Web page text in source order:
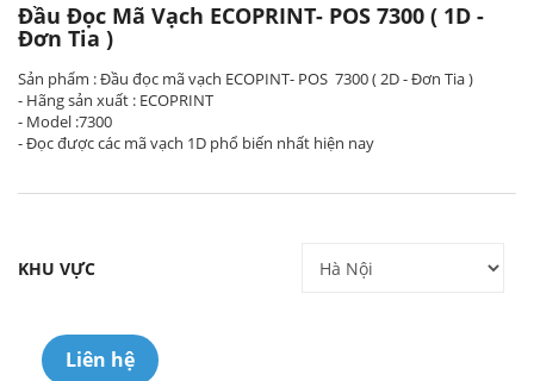
Đầu Đọc Mã Vạch ECOPRINT- POS 7300 ( 1D -
Đơn Tia )
Sản phẩm : Đầu đọc mã vạch ECOPINT- POS 7300 ( 2D - Đơn Tia )
- Hãng sản xuất : ECOPRINT
- Model :7300
- Đọc được các mã vạch 1D phổ biến nhất hiện nay
KHU VỰC
Liên hệ